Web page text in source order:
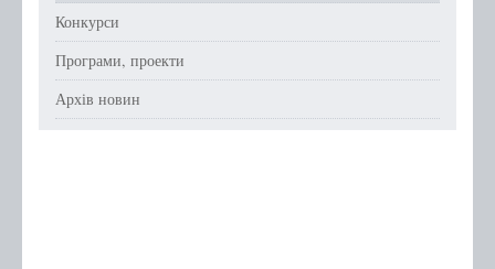
Конкурси
Програми, проекти
Архів новин